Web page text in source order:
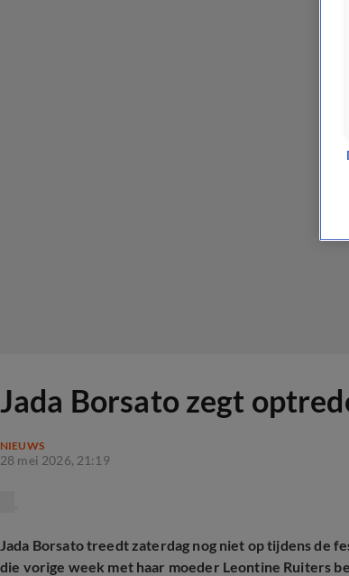
Jada Borsato zegt
NIEUWS
28 mei 2026, 21:19
Jada Borsato treedt zaterdag nog niet op tijdens de
die vorige week met haar moeder Leontine Ruiters